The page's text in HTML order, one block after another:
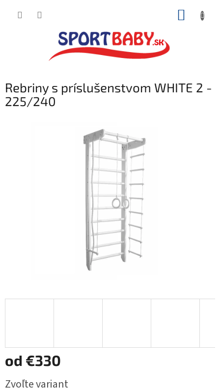
Rebriny s príslušenstvom WHITE 2 -
225/240
od €330
cena:
Zvoľte variant